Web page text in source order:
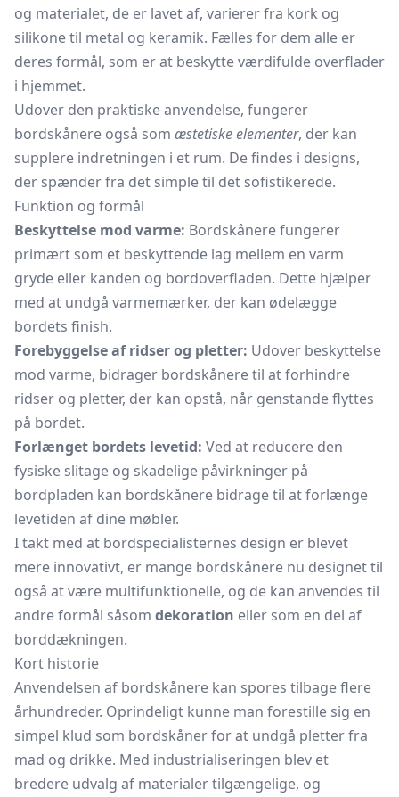
og materialet, de er lavet af, varierer fra kork og
silikone til metal og keramik. Fælles for dem alle er
deres formål, som er at beskytte værdifulde overflader
i hjemmet.
Udover den praktiske anvendelse, fungerer
bordskånere også som æstetiske elementer, der kan
supplere indretningen i et rum. De findes i designs,
der spænder fra det simple til det sofistikerede.
Funktion og formål
Beskyttelse mod varme: Bordskånere fungerer
primært som et beskyttende lag mellem en varm
gryde eller kanden og bordoverfladen. Dette hjælper
med at undgå varmemærker, der kan ødelægge
bordets finish.
Forebyggelse af ridser og pletter: Udover beskyttelse
mod varme, bidrager bordskånere til at forhindre
ridser og pletter, der kan opstå, når genstande flyttes
på bordet.
Forlænget bordets levetid: Ved at reducere den
fysiske slitage og skadelige påvirkninger på
bordpladen kan bordskånere bidrage til at forlænge
levetiden af dine møbler.
I takt med at bordspecialisternes design er blevet
mere innovativt, er mange bordskånere nu designet til
også at være multifunktionelle, og de kan anvendes til
andre formål såsom dekoration eller som en del af
borddækningen.
Kort historie
Anvendelsen af bordskånere kan spores tilbage flere
århundreder. Oprindeligt kunne man forestille sig en
simpel klud som bordskåner for at undgå pletter fra
mad og drikke. Med industrialiseringen blev et
bredere udvalg af materialer tilgængelige, og